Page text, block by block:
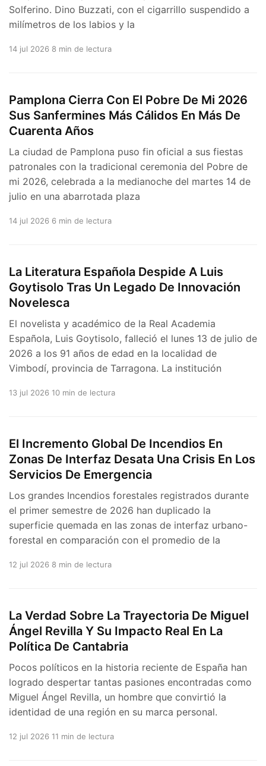
Solferino. Dino Buzzati, con el cigarrillo suspendido a
milímetros de los labios y la
14 jul 2026 8 min de lectura
Pamplona Cierra Con El Pobre De Mi 2026
Sus Sanfermines Más Cálidos En Más De
Cuarenta Años
La ciudad de Pamplona puso fin oficial a sus fiestas
patronales con la tradicional ceremonia del Pobre de
mi 2026, celebrada a la medianoche del martes 14 de
julio en una abarrotada plaza
14 jul 2026 6 min de lectura
La Literatura Española Despide A Luis
Goytisolo Tras Un Legado De Innovación
Novelesca
El novelista y académico de la Real Academia
Española, Luis Goytisolo, falleció el lunes 13 de julio de
2026 a los 91 años de edad en la localidad de
Vimbodí, provincia de Tarragona. La institución
13 jul 2026 10 min de lectura
El Incremento Global De Incendios En
Zonas De Interfaz Desata Una Crisis En Los
Servicios De Emergencia
Los grandes Incendios forestales registrados durante
el primer semestre de 2026 han duplicado la
superficie quemada en las zonas de interfaz urbano-
forestal en comparación con el promedio de la
12 jul 2026 8 min de lectura
La Verdad Sobre La Trayectoria De Miguel
Ángel Revilla Y Su Impacto Real En La
Política De Cantabria
Pocos políticos en la historia reciente de España han
logrado despertar tantas pasiones encontradas como
Miguel Ángel Revilla, un hombre que convirtió la
identidad de una región en su marca personal.
12 jul 2026 11 min de lectura